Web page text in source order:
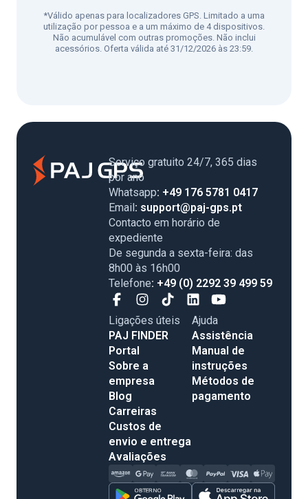
*Válido apenas para localizadores GPS. Limitado a uma
utilização por pessoa e a um máximo de 4 dispositivos.
Não acumulável com outras promoções. Não inclui
acessórios. Oferta válida até 31/12/2026 às 23:59.
Serviço gratuito 24/7, 365 dias
por ano
Whatsapp: +49 176 5781 0417
Email: support@paj-gps.pt
Contacto em horário de
expediente
De segunda a sexta-feira: das
8h00 às 16h00
Telefone: +49 (0) 2292 39 499 59
Ligações úteis
PAJ FINDER
Portal
Sobre a
empresa
Blog
Carreiras
Custos de
envio e entrega
Avaliações
Ajuda
Assistência
Manual de
instruções
Métodos de
pagamento